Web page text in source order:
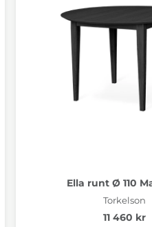
Ella runt Ø 110
Torkelson
11 460 kr